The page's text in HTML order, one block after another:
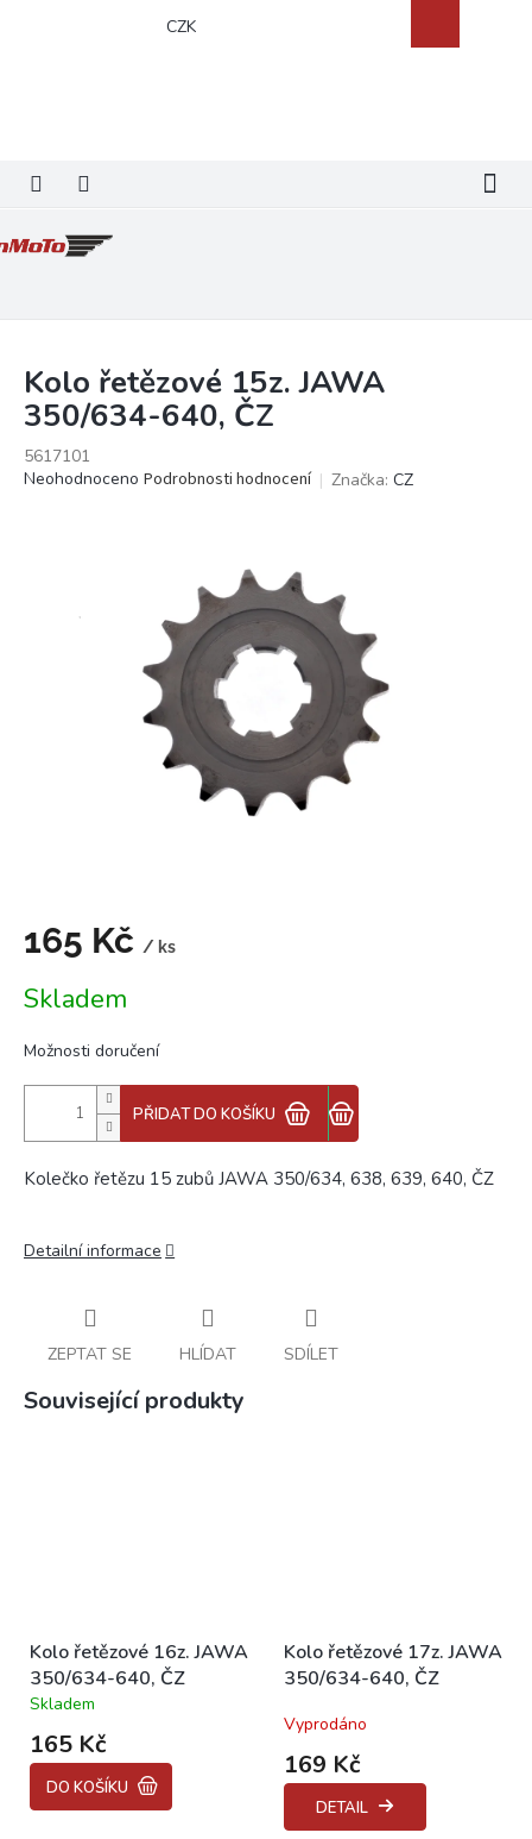
CZK
košík
Kolo řetězové 15z. JAWA
350/634-640, ČZ
5617101
Průměrné
Neohodnoceno Podrobnosti hodnocení Značka: CZ
165 Kč / ks
cena:
Skladem
Možnosti doručení
PŘIDAT DO KOŠÍKU
Kolečko řetězu 15 zubů JAWA 350/634, 638, 639, 640, ČZ
Detailní informace
ZEPTAT SE HLÍDAT SDÍLET
Související produkty
Kolo řetězové 16z. JAWA
350/634-640, ČZ
Průměrné
hodnocení
produktu
je
5,0
Skladem
165 Kč
DO KOŠÍKU
Kolo řetězové 17z. JAWA
350/634-640, ČZ
Vyprodáno
169 Kč
DETAIL